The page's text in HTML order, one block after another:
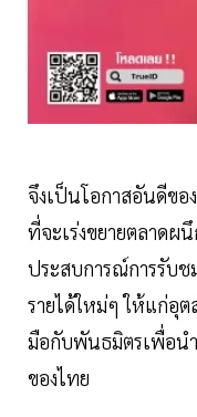
จึงเป็นโอกาสอันดีขอ
ที่จะเร่งขยายตลาดผ
ประสบการณ์การรับช
รายได้ใหม่ๆ ให้แก่อุต
มือกับพันธมิตรเพื่อน
ของไทย